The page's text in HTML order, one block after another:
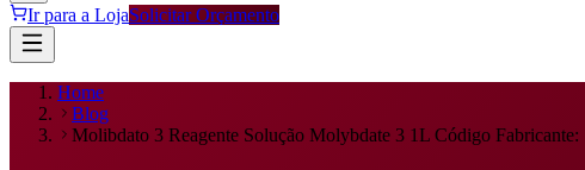
Ir para a LojaSolicitar Orçamento
Home
Blog
Molibdato 3 Reagente Solução Molybdate 3 1L Código Fabricante: